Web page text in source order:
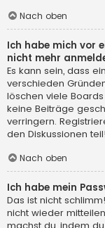
Nach oben
Ich habe mich vor
nicht mehr
Es kann sein, dass
verschieden
löschen viele
keine Beiträge
verringern.
den Diskussionen teil!
Nach oben
Ich habe mein
Das ist nicht
nicht wieder